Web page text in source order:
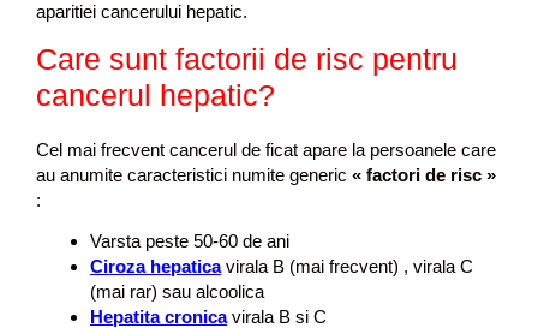
aparitiei cancerului hepatic.
Care sunt factorii de risc pentru
cancerul hepatic?
Cel mai frecvent cancerul de ficat apare la persoanele care
au anumite caracteristici numite generic « factori de risc »
:
Varsta peste 50-60 de ani
Ciroza hepaticavirala B (mai frecvent) , virala C
(mai rar) sau alcoolica
Hepatita cronicavirala B si C